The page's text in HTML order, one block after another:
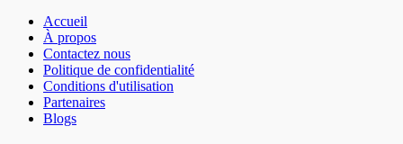
Accueil
À propos
Contactez nous
Politique de confidentialité
Conditions d'utilisation
Partenaires
Blogs